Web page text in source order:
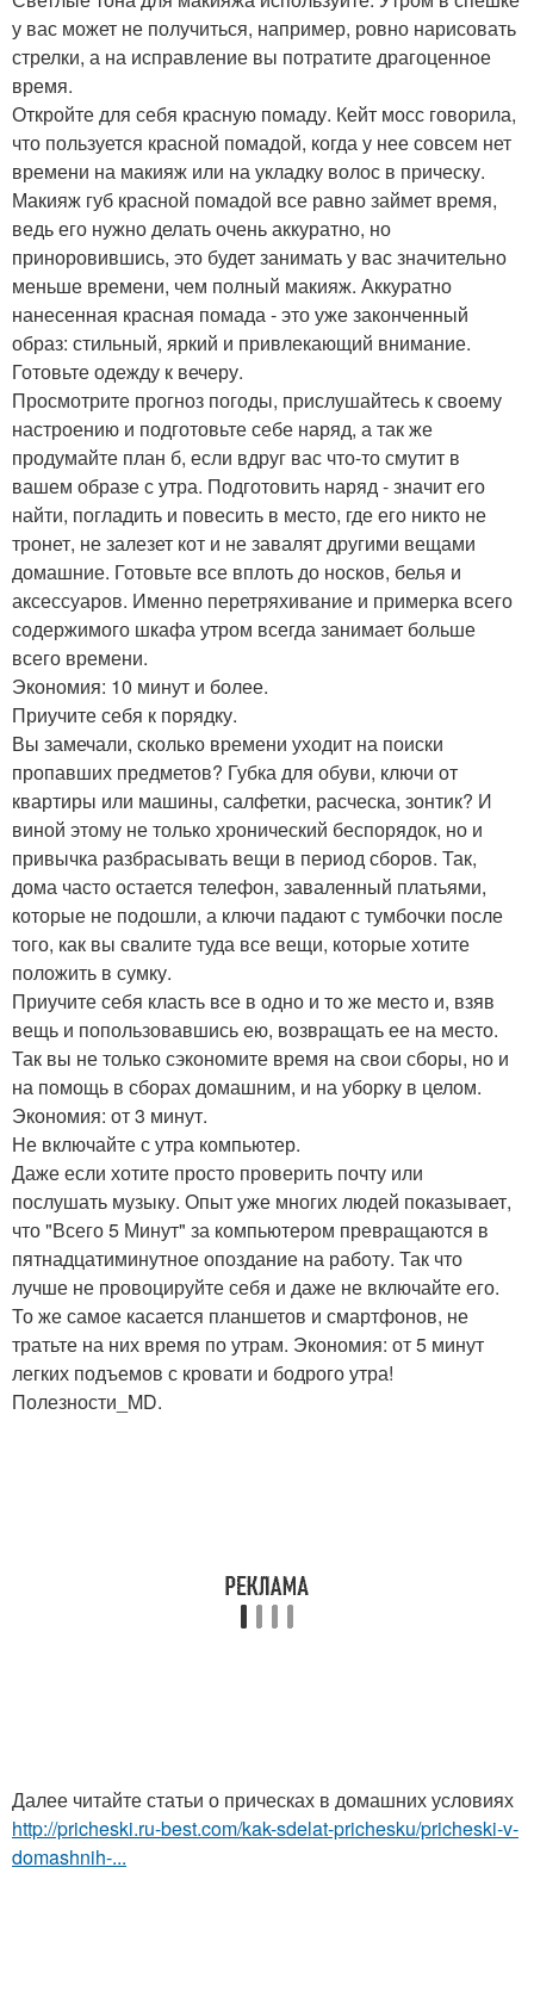
у вас может не получиться, например, ровно нарисовать
стрелки, а на исправление вы потратите драгоценное
время.
Откройте для себя красную помаду. Кейт мосс говорила,
что пользуется красной помадой, когда у нее совсем нет
времени на макияж или на укладку волос в прическу.
Макияж губ красной помадой все равно займет время,
ведь его нужно делать очень аккуратно, но
приноровившись, это будет занимать у вас значительно
меньше времени, чем полный макияж. Аккуратно
нанесенная красная помада - это уже законченный
образ: стильный, яркий и привлекающий внимание.
Готовьте одежду к вечеру.
Просмотрите прогноз погоды, прислушайтесь к своему
настроению и подготовьте себе наряд, а так же
продумайте план б, если вдруг вас что-то смутит в
вашем образе с утра. Подготовить наряд - значит его
найти, погладить и повесить в место, где его никто не
тронет, не залезет кот и не завалят другими вещами
домашние. Готовьте все вплоть до носков, белья и
аксессуаров. Именно перетряхивание и примерка всего
содержимого шкафа утром всегда занимает больше
всего времени.
Экономия: 10 минут и более.
Приучите себя к порядку.
Вы замечали, сколько времени уходит на поиски
пропавших предметов? Губка для обуви, ключи от
квартиры или машины, салфетки, расческа, зонтик? И
виной этому не только хронический беспорядок, но и
привычка разбрасывать вещи в период сборов. Так,
дома часто остается телефон, заваленный платьями,
которые не подошли, а ключи падают с тумбочки после
того, как вы свалите туда все вещи, которые хотите
положить в сумку.
Приучите себя класть все в одно и то же место и, взяв
вещь и попользовавшись ею, возвращать ее на место.
Так вы не только сэкономите время на свои сборы, но и
на помощь в сборах домашним, и на уборку в целом.
Экономия: от 3 минут.
Не включайте с утра компьютер.
Даже если хотите просто проверить почту или
послушать музыку. Опыт уже многих людей показывает,
что "Всего 5 Минут" за компьютером превращаются в
пятнадцатиминутное опоздание на работу. Так что
лучше не провоцируйте себя и даже не включайте его.
То же самое касается планшетов и смартфонов, не
тратьте на них время по утрам. Экономия: от 5 минут
легких подъемов с кровати и бодрого утра!
Полезности_MD.
Далее читайте статьи о прическах в домашних условиях
http://pricheski.ru-best.com/kak-sdelat-prichesku/pricheski-v-
domashnih-...